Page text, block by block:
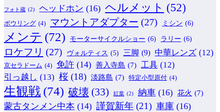
フォト蔵 (2) ヘッドホン (16) ヘルメット (52)
ボウリング (4) マウントアダプター (27) ミシン (6)
メンテ (72) モーターサイクルショー (6) ラリー (6)
ロケフリ (27) ヴォルティス (5) 三脚 (9) 中華レンズ (12)
京セラドーム (4) 免許 (14) 善入寺島 (7) 工具 (12)
引っ越し (13) 桜 (18) 淡路島 (7) 特定小型原付 (4)
生観戦 (74) 破壊 (33) 紅葉 (2) 納車 (16) 花火 (7)
蒙古タンメン中本 (14) 謹賀新年 (21) 車庫 (16)